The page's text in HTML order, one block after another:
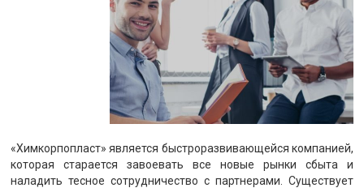
«Химкорпопласт» является быстроразвивающейся компанией,
которая старается завоевать все новые рынки сбыта и
наладить тесное сотрудничество с партнерами. Существует